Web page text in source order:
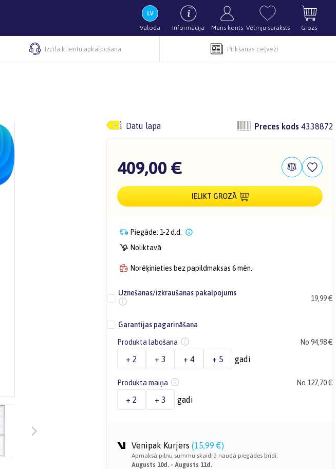
Valoda Informācija Mans konts Vēlmju saraksts Grozs
Izcila klientu apkalpošana Pirkšanas ceļveži
Datu lapa Preces kods 4338872
409,00 €
IELIKT GROZĀ
Piegāde: 1-2 d.d.
Noliktavā
Norēķinieties bez papildmaksas 6 mēn.
Uznešanas/izkraušanas pakalpojums
19,99 €
Garantijas pagarināšana
Produkta labošana No 94,98 €
+ 2 + 3 + 4 + 5 gadi
Produkta maiņa No 127,70 €
+ 2 + 3 gadi
Venipak Kurjers (15,99 €)
Apmaksā pilnu summu skaidrā naudā piegādes brīdī.
Augusts 10d. - Augusts 11d.